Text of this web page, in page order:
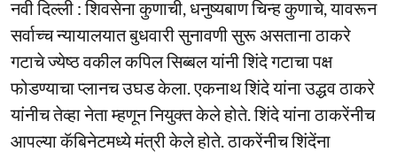
नवी दिल्ली : शिवसेना कुणाची, धनुष्यबाण चिन्ह कुणाचे, यावरून
सर्वाच्च न्यायालयात बुधवारी सुनावणी सुरू असताना ठाकरे
गटाचे ज्येष्ठ वकील कपिल सिब्बल यांनी शिंदे गटाचा पक्ष
फोडण्याचा प्लानच उघड केला. एकनाथ शिंदे यांना उद्धव ठाकरे
यांनीच तेव्हा नेता म्हणून नियुक्त केले होते. शिंदे यांना ठाकरेंनीच
आपल्या कॅबिनेटमध्ये मंत्री केले होते. ठाकरेंनीच शिंदेंना